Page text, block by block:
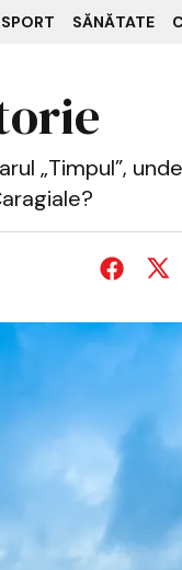
SPORT SĂNĂTATE
„Timpul”,